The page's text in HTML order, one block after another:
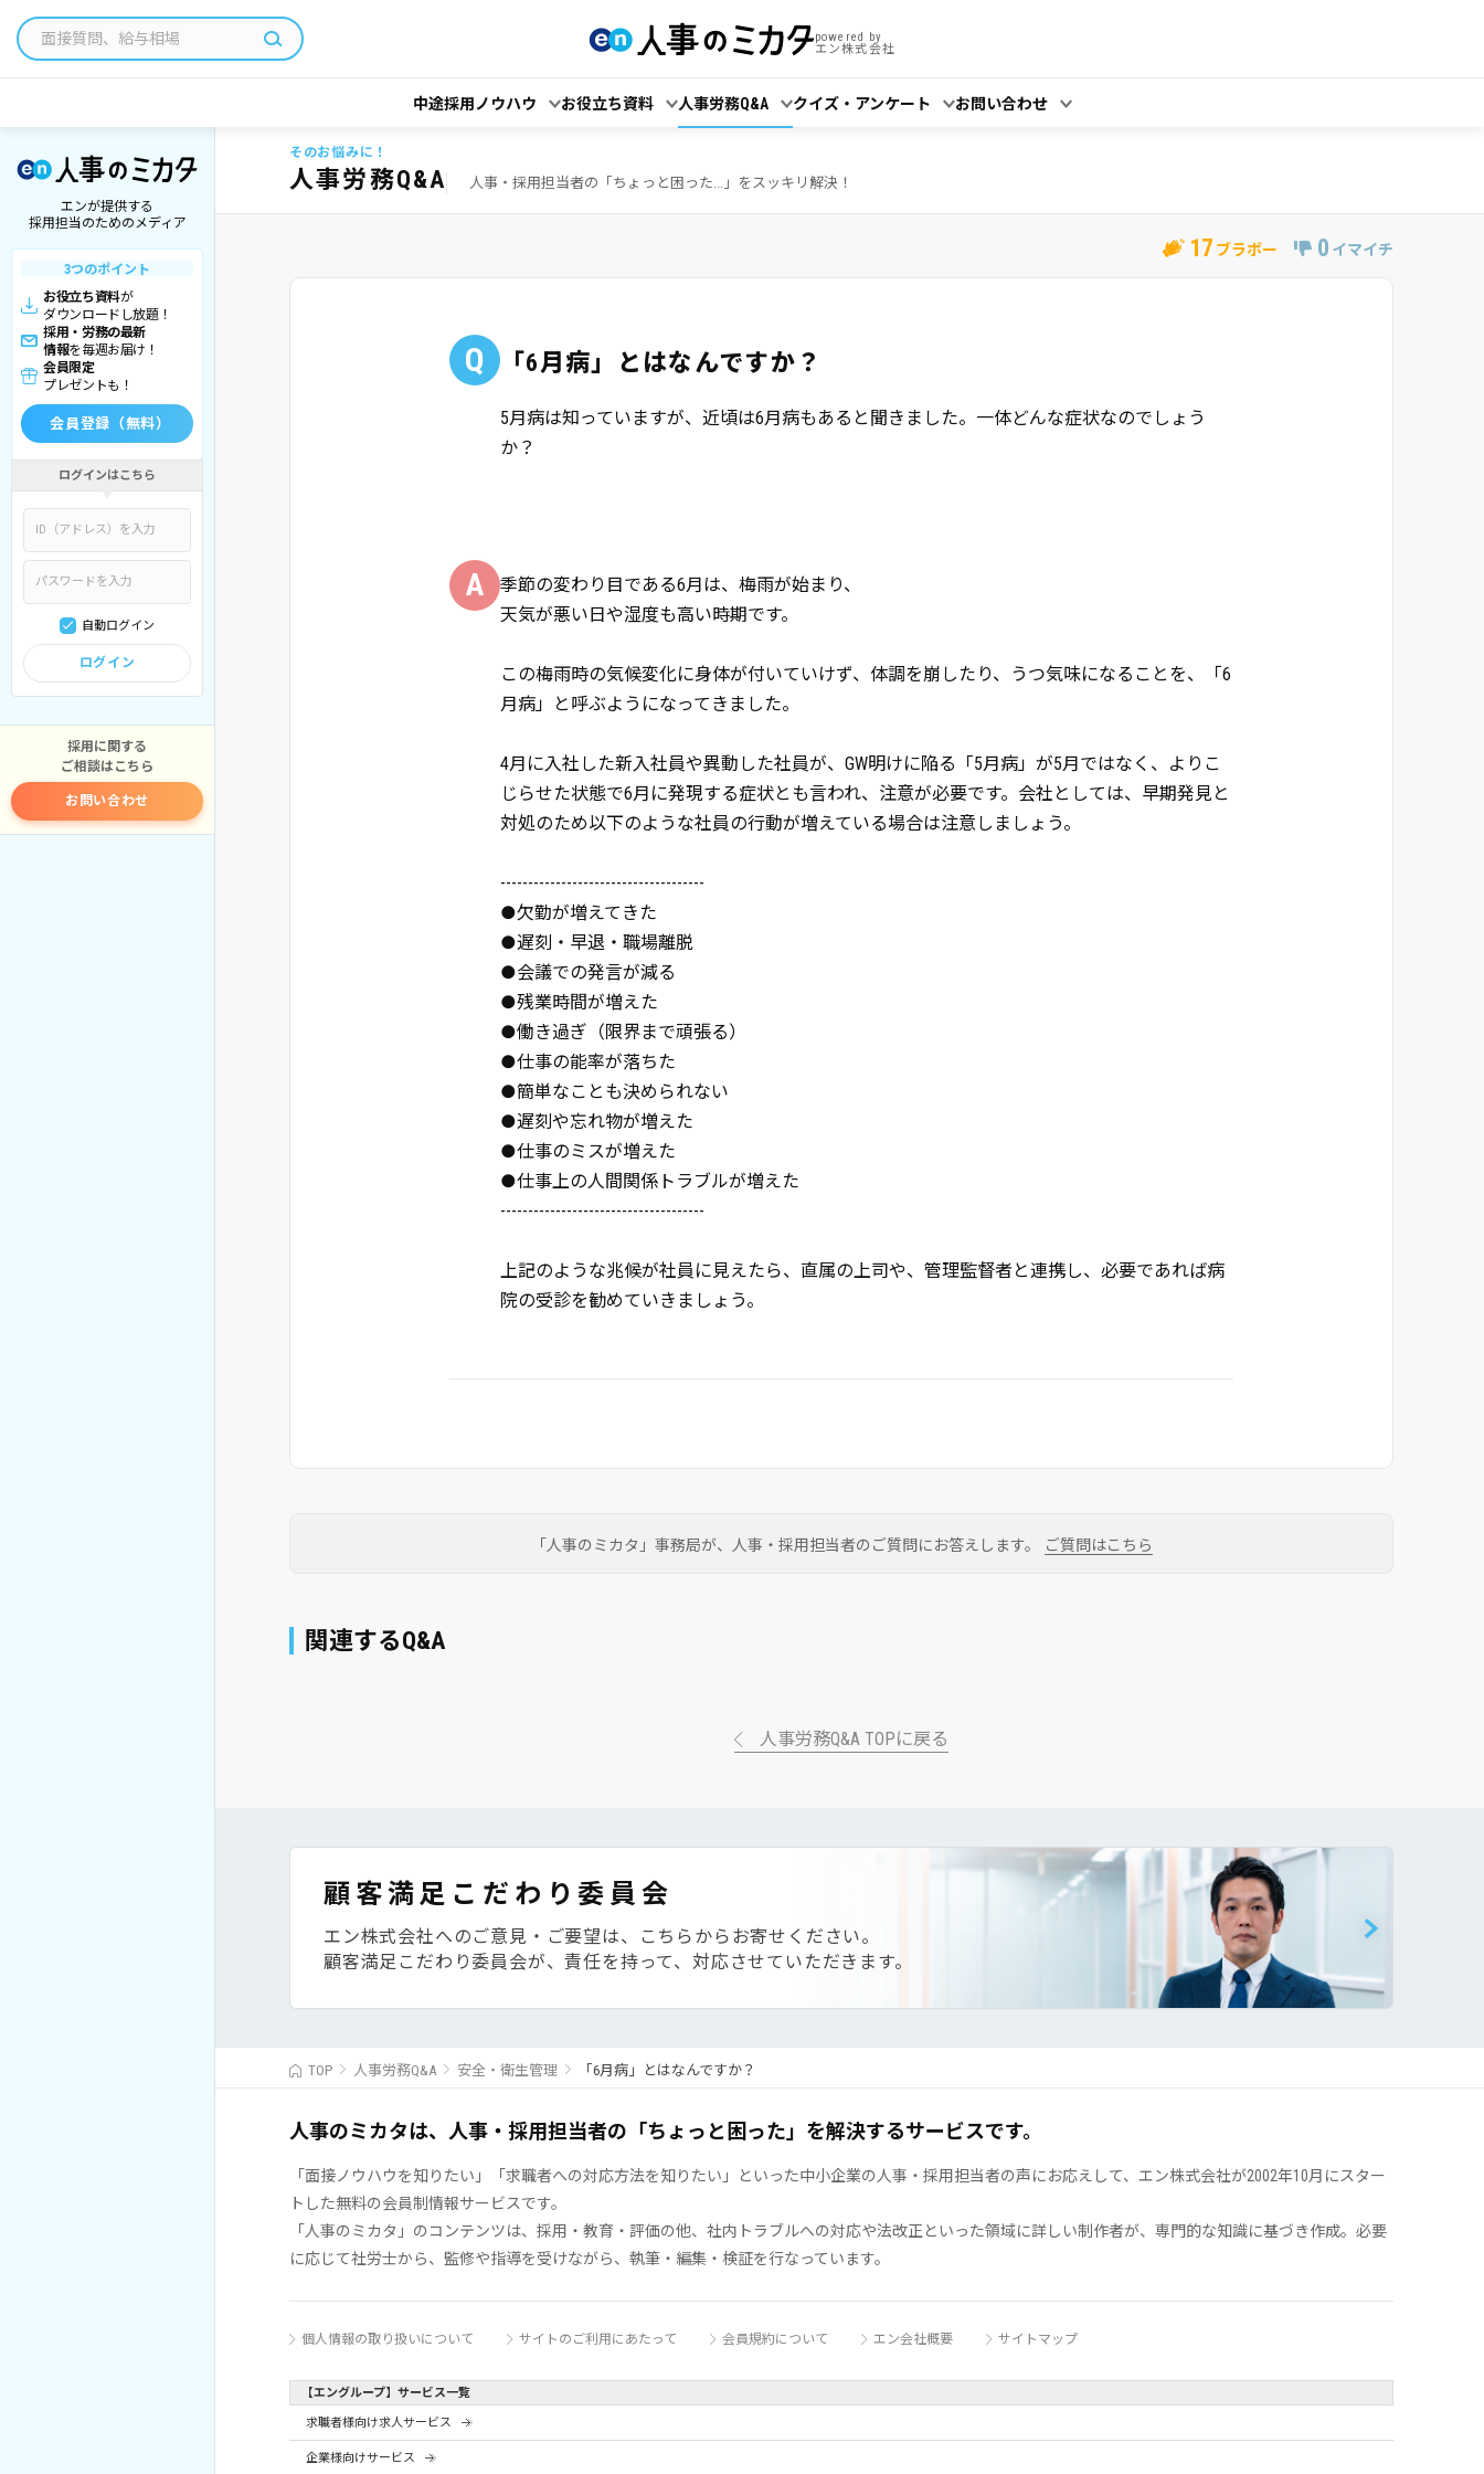
powered by
エン株式会社
中途採用ノウハウ お役立ち資料 人事労務Q&A クイズ・アンケート お問い合わせ
エンが提供する
採用担当のためのメディア
3つのポイント
お役立ち資料が
ダウンロードし放題！
採用・労務の最新
情報を毎週お届け！
会員限定
プレゼントも！
会員登録（無料）
ログインはこちら
自動ログイン
ログイン
採用に関する
ご相談はこちら
お問い合わせ
そのお悩みに！
人事労務Q&A 人事・採用担当者の「ちょっと困った...」をスッキリ解決！
17 ブラボー 0 イマイチ
Q 「6月病」とはなんですか？
5月病は知っていますが、近頃は6月病もあると聞きました。一体どんな症状なのでしょう
か？
A
季節の変わり目である6月は、梅雨が始まり、
天気が悪い日や湿度も高い時期です。
この梅雨時の気候変化に身体が付いていけず、体調を崩したり、うつ気味になることを、「6
月病」と呼ぶようになってきました。
4月に入社した新入社員や異動した社員が、GW明けに陥る「5月病」が5月ではなく、よりこ
じらせた状態で6月に発現する症状とも言われ、注意が必要です。会社としては、早期発見と
対処のため以下のような社員の行動が増えている場合は注意しましょう。
-------------------------------------
●欠勤が増えてきた
●遅刻・早退・職場離脱
●会議での発言が減る
●残業時間が増えた
●働き過ぎ（限界まで頑張る）
●仕事の能率が落ちた
●簡単なことも決められない
●遅刻や忘れ物が増えた
●仕事のミスが増えた
●仕事上の人間関係トラブルが増えた
-------------------------------------
上記のような兆候が社員に見えたら、直属の上司や、管理監督者と連携し、必要であれば病
院の受診を勧めていきましょう。
「人事のミカタ」事務局が、 人事・採用担当者のご質問にお答えします。 ご質問はこちら
関連するQ&A
人事労務Q&A TOPに戻る
顧客満足こだわり委員会
エン株式会社へのご意見・ご要望は、こちらからお寄せください。
顧客満足こだわり委員会が、責任を持って、対応させていただきます。
TOP 人事労務Q&A 安全・衛生管理 「6月病」とはなんですか？
人事のミカタは、人事・採用担当者の「ちょっと困った」を解決するサービスです。
「面接ノウハウを知りたい」「求職者への対応方法を知りたい」といった中小企業の人事・採用担当者の声にお応えして、エン株式会社が2002年10月にスター
トした無料の会員制情報サービスです。
「人事のミカタ」のコンテンツは、採用・教育・評価の他、社内トラブルへの対応や法改正といった領域に詳しい制作者が、専門的な知識に基づき作成。必要
に応じて社労士から、監修や指導を受けながら、執筆・編集・検証を行なっています。
個人情報の取り扱いについて サイトのご利用にあたって 会員規約について エン会社概要 サイトマップ
【エングループ】サービス一覧
求職者様向け求人サービス
企業様向けサービス